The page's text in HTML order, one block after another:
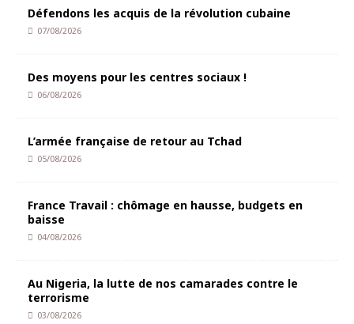
Défendons les acquis de la révolution cubaine
07/08/2026
Des moyens pour les centres sociaux !
06/08/2026
L’armée française de retour au Tchad
05/08/2026
France Travail : chômage en hausse, budgets en
baisse
04/08/2026
Au Nigeria, la lutte de nos camarades contre le
terrorisme
03/08/2026